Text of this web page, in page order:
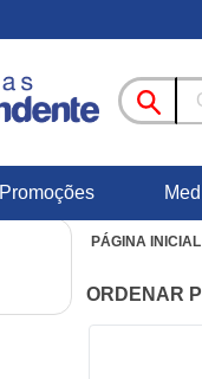
Promoções
PÁGINA INICIAL
ORDENAR